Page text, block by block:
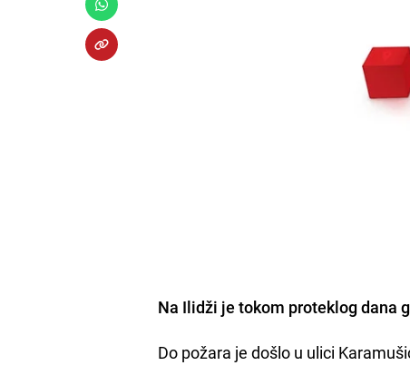
Na Ilidži je tokom proteklog dana
Do požara je došlo u ulici